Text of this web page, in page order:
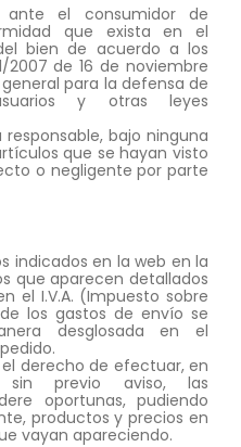
ante el consumidor de
que exista en el
bien de acuerdo a los
2007 de 16 de noviembre
para la defensa de
y otras leyes
bajo ninguna
que se hayan visto
o negligente por parte
indicados en la web en la
que aparecen detallados
el I.V.A. (Impuesto sobre
los gastos de envío se
desglosada en el
derecho de efectuar, en
previo aviso, las
oportunas, pudiendo
productos y precios en
vayan apareciendo.